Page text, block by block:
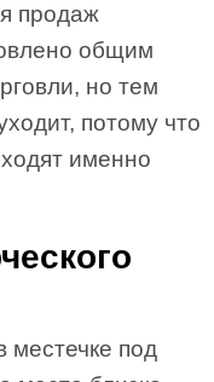
продаж
общим
но тем
потому что
именно
местечке под